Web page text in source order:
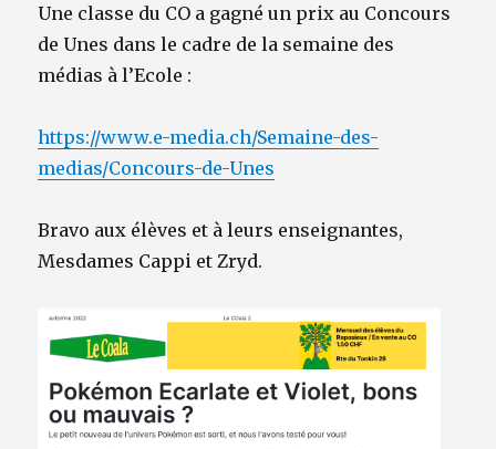
Une classe du CO a gagné un prix au Concours
de Unes dans le cadre de la semaine des
médias à l’Ecole :
https://www.e-media.ch/Semaine-des-
medias/Concours-de-Unes
Bravo aux élèves et à leurs enseignantes,
Mesdames Cappi et Zryd.